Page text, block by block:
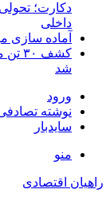
دکارت؛
داخلی
آماده سازی
کشف
شد
ورود
نوشته
سایدبار
منو
راهیان اقتصادی